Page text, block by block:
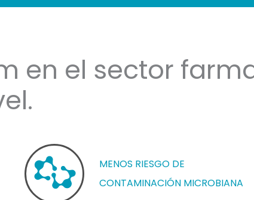
en el sector
MENOS RIESGO DE
CONTAMINACIÓN MICROBIANA